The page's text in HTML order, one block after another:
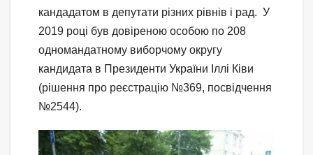
кандадатом в депутати різних рівнів і рад. У
2019 році був довіреною особою по 208
одномандатному виборчому округу
кандидата в Президенти України Іллі Ківи
(рішення про реєстрацію №369, посвідчення
№2544).